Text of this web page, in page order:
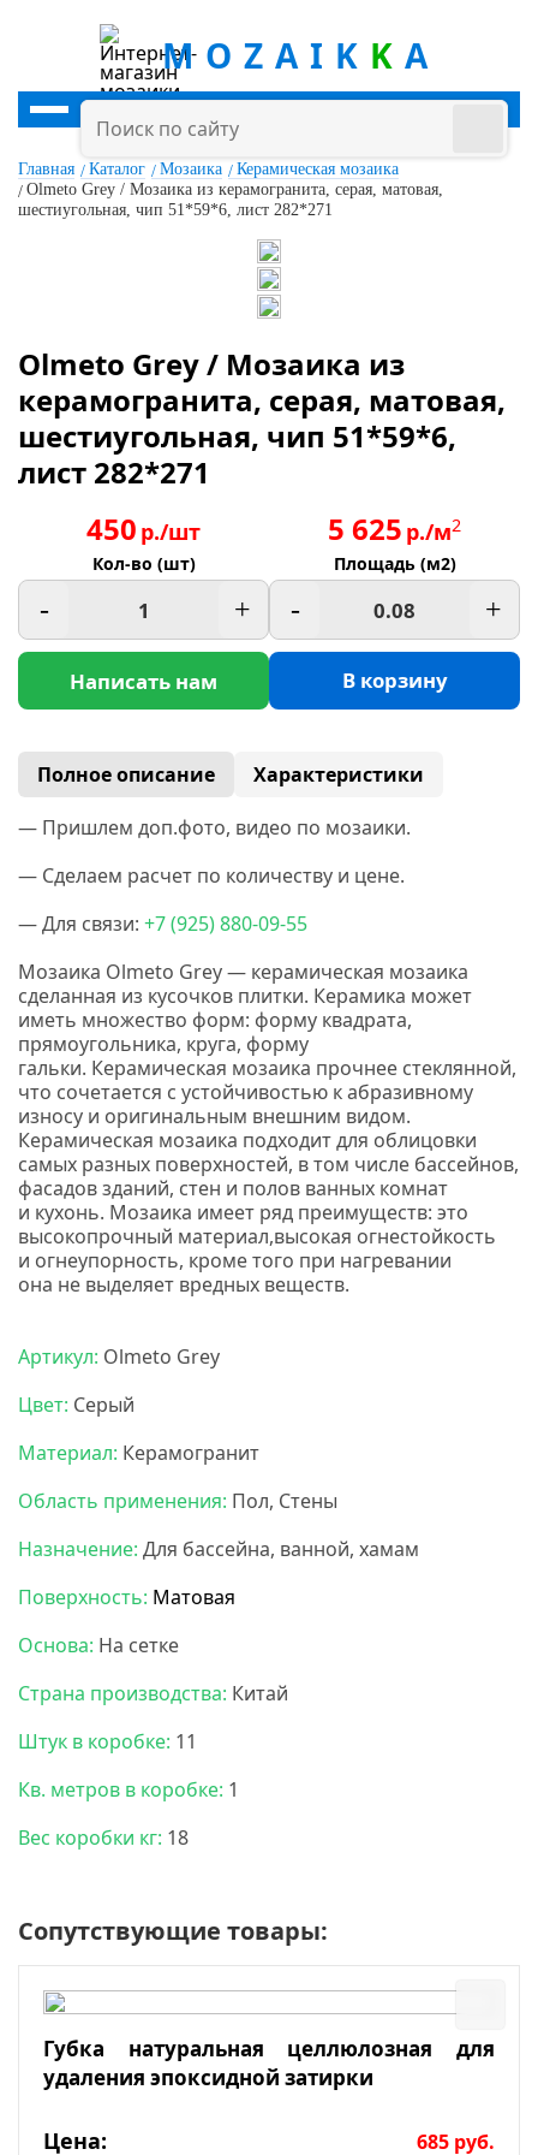
MOZAIK K A
Главная Каталог Мозаика
Керамическая мозаика
Olmeto Grey / Мозаика из керамогранита, серая, матовая,
шестиугольная, чип 51*59*6, лист 282*271
Olmeto Grey / Мозаика из
керамогранита, серая, матовая,
шестиугольная, чип 51*59*6,
лист 282*271
450 р./шт
Кол-во (шт)
- +
Написать нам
5 625 р./м2
Площадь (м2)
- +
В корзину
Полное описание
Характеристики
— Пришлем доп.фото, видео по мозаики.
— Сделаем расчет по количеству и цене.
— Для связи: +7(925) 880-09-55
Мозаика Olmeto Grey — керамическая мозаика
сделанная из кусочков плитки. Керамика может
иметь множество форм: форму квадрата,
прямоугольника, круга, форму
гальки. Керамическая мозаика прочнее стеклянной,
что сочетается с устойчивостью к абразивному
износу и оригинальным внешним видом.
Керамическая мозаика подходит для облицовки
самых разных поверхностей, в том числе бассейнов,
фасадов зданий, стен и полов ванных комнат
и кухонь. Мозаика имеет ряд преимуществ: это
высокопрочный материал,высокая огнестойкость
и огнеупорность, кроме того при нагревании
она не выделяет вредных веществ.
Артикул: Olmeto Grey
Цвет: Серый
Материал: Керамогранит
Область применения: Пол, Стены
Назначение: Для бассейна, ванной, хамам
Поверхность: Матовая
Основа: На сетке
Страна производства: Китай
Штук в коробке: 11
Кв. метров в коробке: 1
Вес коробки кг: 18
Сопутствующие товары:
Губка натуральная целлюлозная для
удаления эпоксидной затирки
Цена: 685 руб.